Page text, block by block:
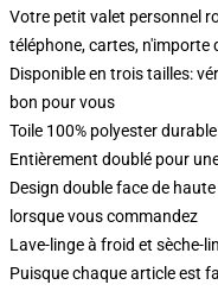
Votre petit valet personnel
téléphone, cartes, n'importe
Disponible en trois tailles:
bon pour vous
Toile 100% polyester
Entièrement doublé pour
Design double face de
lorsque vous commandez
Lave-linge à froid et sèche-
Puisque chaque article est